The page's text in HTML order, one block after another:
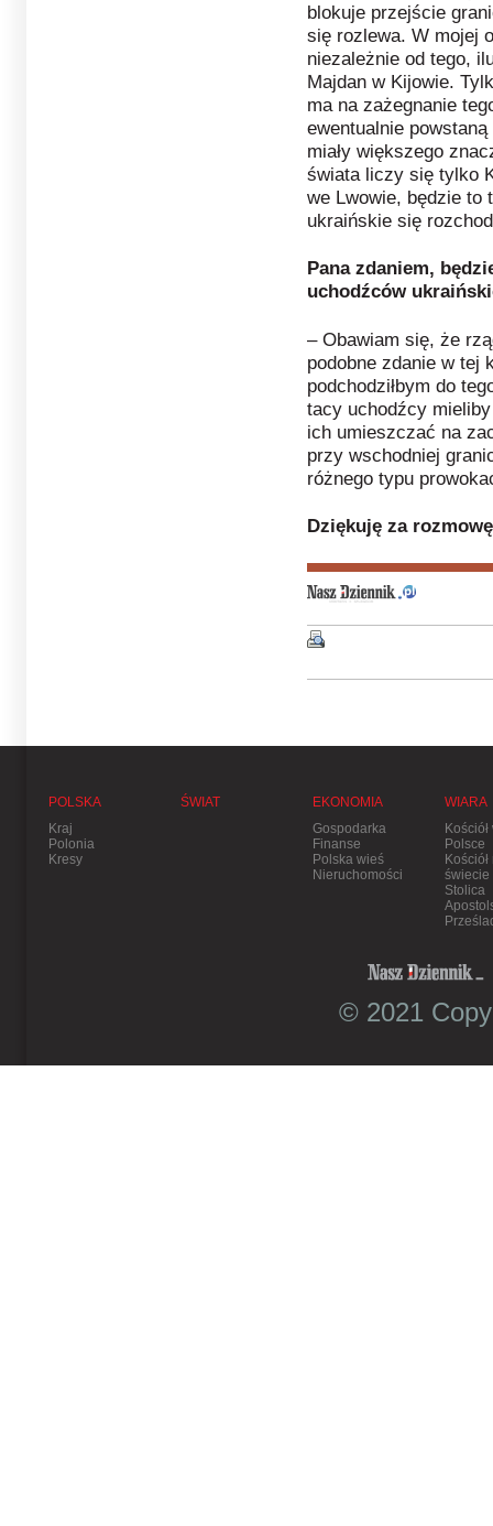
blokuje przejście
się rozlewa. W mojej
niezależnie od tego,
Majdan w Kijowie.
ma na zażegnanie
ewentualnie
miały większego
świata liczy się tylko
we Lwowie, będzie to
ukraińskie się
Pana zdaniem,
uchodźców
– Obawiam się, że
podobne zdanie w tej
podchodziłbym do
tacy uchodźcy
ich umieszczać na
przy wschodniej
różnego typu
Dziękuję za
POLSKA
Kraj
Polonia
Kresy
ŚWIAT
EKONOMIA
Gospodarka
Finanse
Polska wieś
Nieruchomości
WIARA
Kościół
Polsce
Kościół
świecie
Stolica
© 2021